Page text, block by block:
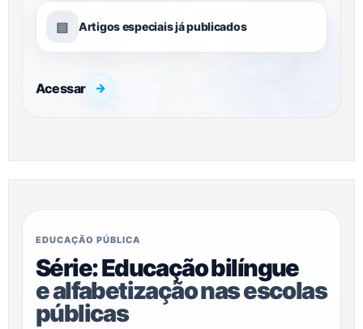
▤ Artigos especiais já publicados
Acessar →
EDUCAÇÃO PÚBLICA
Série: Educação bilíngue
e alfabetização nas escolas
públicas